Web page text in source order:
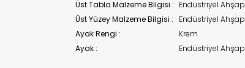
Üst Tabla Malzeme Bilgisi : Endüstriyel Ahşap
Üst Yüzey Malzeme Bilgisi :
Endüstriyel Ahşap
Ayak Rengi :
Krem
Ayak :
Endüstriyel Ahşap